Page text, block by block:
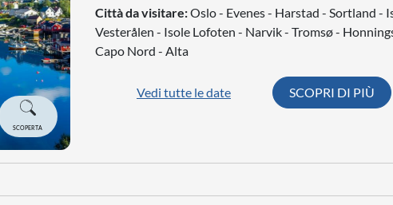
SCOPERTA
Città da visitare:Oslo - Evenes - Harstad - Sortland -
Vesterålen - Isole Lofoten - Narvik - Tromsø -
Capo Nord - Alta
Vedi tutte le date SCOPRI DI PIÙ